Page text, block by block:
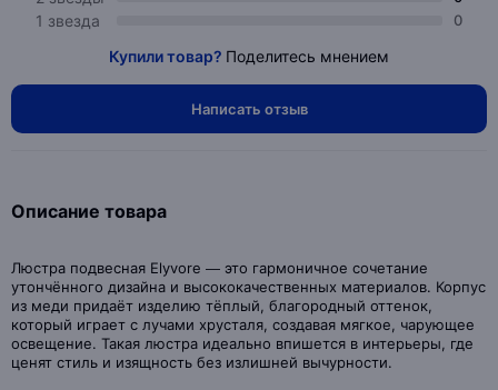
1 звезда 0
Купили товар? Поделитесь мнением
Написать отзыв
Описание товара
Люстра подвесная Elyvore — это гармоничное сочетание
утончённого дизайна и высококачественных материалов. Корпус
из меди придаёт изделию тёплый, благородный оттенок,
который играет с лучами хрусталя, создавая мягкое, чарующее
освещение. Такая люстра идеально впишется в интерьеры, где
ценят стиль и изящность без излишней вычурности.